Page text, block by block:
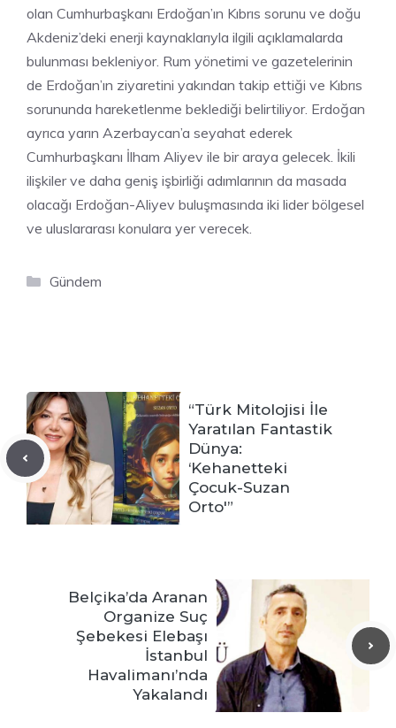
olan Cumhurbaşkanı Erdoğan’ın Kıbrıs sorunu ve doğu
Akdeniz’deki enerji kaynaklarıyla ilgili açıklamalarda
bulunması bekleniyor. Rum yönetimi ve gazetelerinin
de Erdoğan’ın ziyaretini yakından takip ettiği ve Kıbrıs
sorununda hareketlenme beklediği belirtiliyor. Erdoğan
ayrıca yarın Azerbaycan’a seyahat ederek
Cumhurbaşkanı İlham Aliyev ile bir araya gelecek. İkili
ilişkiler ve daha geniş işbirliği adımlarının da masada
olacağı Erdoğan-Aliyev buluşmasında iki lider bölgesel
ve uluslararası konulara yer verecek.
Kategoriler
Gündem
“Türk Mitolojisi İle
Yaratılan Fantastik
Dünya:
‘Kehanetteki
Çocuk-Suzan
Orto'”
Belçika’da Aranan
Organize Suç
Şebekesi Elebaşı
İstanbul
Havalimanı’nda
Yakalandı